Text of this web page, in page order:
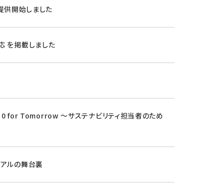
供開始しました
を掲載しました
0 for Tomorrow ～サステナビリティ担当者のため
アルの舞台裏